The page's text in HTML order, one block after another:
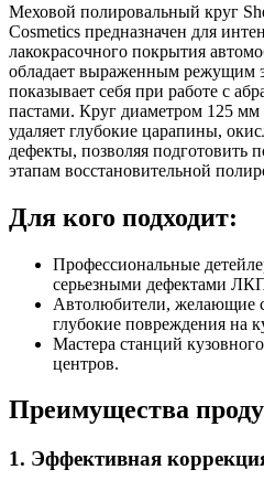
Меховой полировальный круг
Cosmetics предназначен для
лакокрасочного покрытия
обладает выраженным режущим
показывает себя при работе с
пастами. Круг диаметром 125
удаляет глубокие царапины,
дефекты, позволяя подготовить
этапам восстановительной
Для кого подходит:
Профессиональные
серьезными дефектами
Автолюбители, желающие
глубокие повреждения на
Мастера станций
центров.
Преимущества
1. Эффективная